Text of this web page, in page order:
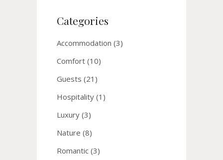
Categories
Accommodation (3)
Comfort (10)
Guests (21)
Hospitality (1)
Luxury (3)
Nature (8)
Romantic (3)